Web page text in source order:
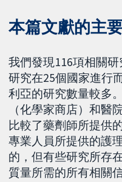
本篇文獻的主
我們發現116項相關研
研究在25個國家進行
利亞的研究數量較多
（化學家商店）和醫
比較了藥劑師所提供
專業人員所提供的護
的，但有些研究所存
質量所需的所有相關信